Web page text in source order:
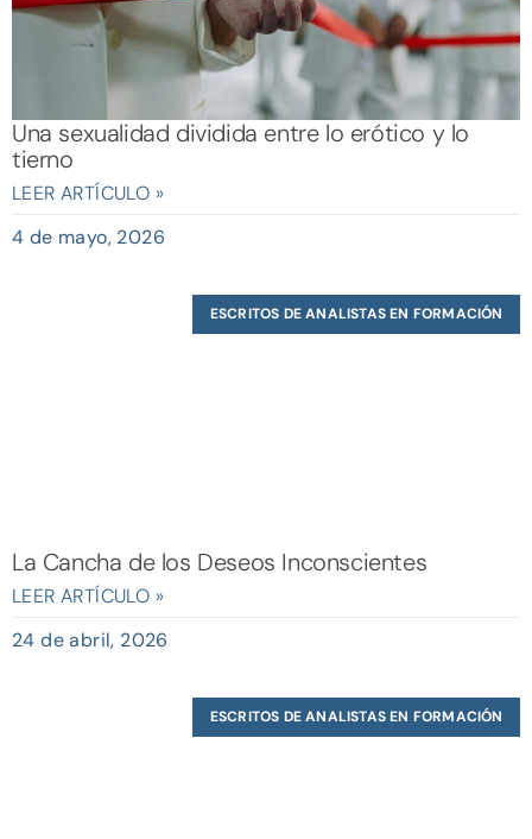
Una sexualidad dividida entre lo erótico y lo
tierno
LEER ARTÍCULO »
4 de mayo, 2026
ESCRITOS DE ANALISTAS EN FORMACIÓN
La Cancha de los Deseos Inconscientes
LEER ARTÍCULO »
24 de abril, 2026
ESCRITOS DE ANALISTAS EN FORMACIÓN